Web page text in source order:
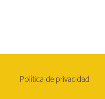
Política de privacidad